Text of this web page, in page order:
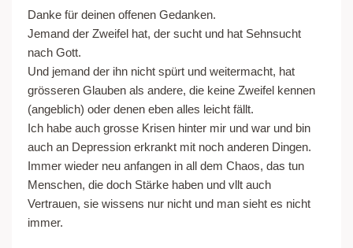
Danke für deinen offenen Gedanken.
Jemand der Zweifel hat, der sucht und hat Sehnsucht
nach Gott.
Und jemand der ihn nicht spürt und weitermacht, hat
grösseren Glauben als andere, die keine Zweifel kennen
(angeblich) oder denen eben alles leicht fällt.
Ich habe auch grosse Krisen hinter mir und war und bin
auch an Depression erkrankt mit noch anderen Dingen.
Immer wieder neu anfangen in all dem Chaos, das tun
Menschen, die doch Stärke haben und vllt auch
Vertrauen, sie wissens nur nicht und man sieht es nicht
immer.